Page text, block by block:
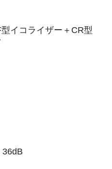
イコライザー＋CR型
36dB